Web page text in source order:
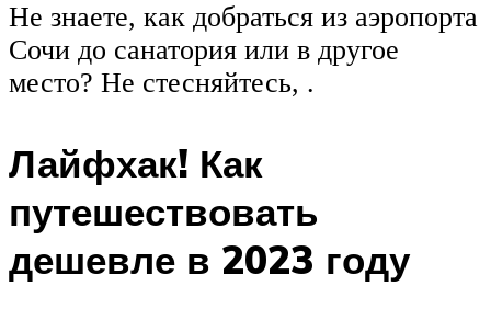
Не знаете, как добраться из аэропорта
Сочи до санатория или в другое
место? Не стесняйтесь, .
Лайфхак! Как
путешествовать
дешевле в 2023 году